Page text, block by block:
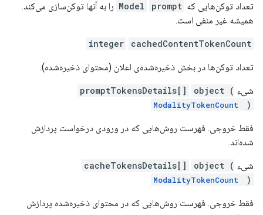
تعداد توکن‌هایی که Model prompt
را به آنها توکن‌سازی می‌کند.
همیشه غیر منفی است.
integer cachedContentTokenCount
تعداد توکن‌ها در بخش ذخیره‌شده‌ی اعلان (محتوای ذخیره‌شده).
شیء promptTokensDetails[] object (
ModalityTokenCount )
فقط خروجی. فهرست روش‌هایی که در ورودی درخواست پردازش
شده‌اند.
شیء cacheTokensDetails[] object (
ModalityTokenCount )
فقط خروجی. فهرست روش‌هایی که در محتوای ذخیره‌شده پردازش